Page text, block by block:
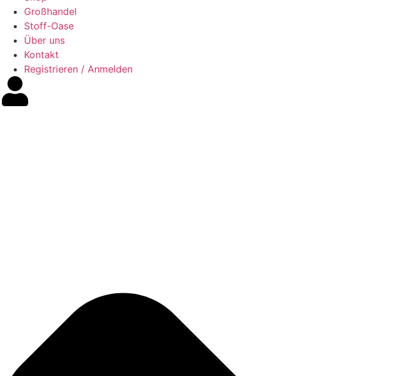
Großhandel
Stoff-Oase
Über uns
Kontakt
Registrieren / Anmelden